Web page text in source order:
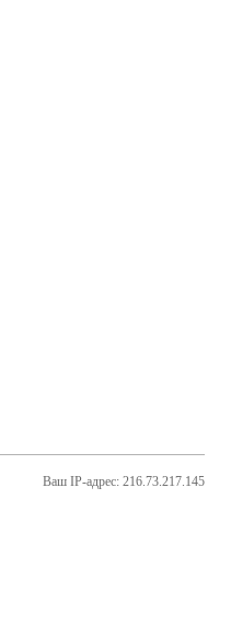
Ваш IP-адрес: 216.73.217.145